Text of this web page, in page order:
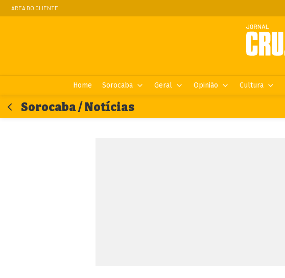
ÁREA DO CLIENTE
Home Sorocaba Geral Opinião Cultura
Sorocaba / Notícias